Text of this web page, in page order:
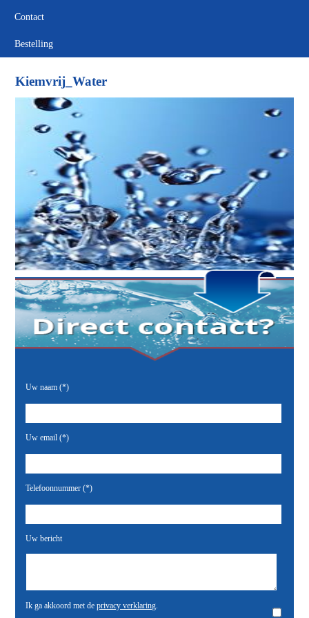
Contact
Bestelling
Kiemvrij_Water
Uw naam (*)
Uw email (*)
Telefoonnummer (*)
Uw bericht
Ik ga akkoord met deprivacy verklaring.